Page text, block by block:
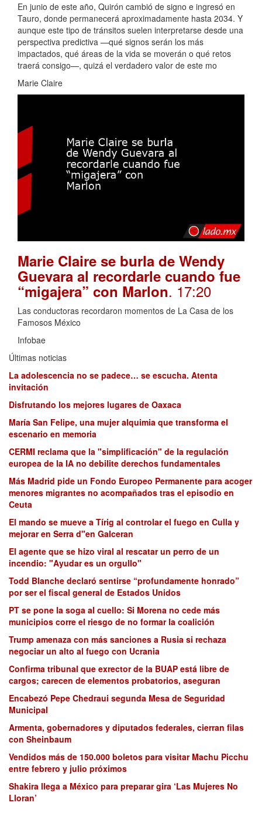
En junio de este año, Quirón cambió de signo e ingresó en
Tauro, donde permanecerá aproximadamente hasta 2034. Y
aunque este tipo de tránsitos suelen interpretarse desde una
perspectiva predictiva —qué signos serán los más
impactados, qué áreas de la vida se moverán o qué retos
traerá consigo—, quizá el verdadero valor de este mo
Marie Claire
Marie Claire se burla de Wendy
Guevara al recordarle cuando fue
“migajera” con Marlon. 17:20
Las conductoras recordaron momentos de La Casa de los
Famosos México
Infobae
Últimas noticias
La adolescencia no se padece… se escucha. Atenta
invitación
Disfrutando los mejores lugares de Oaxaca
María San Felipe, una mujer alquimia que transforma el
escenario en memoria
CERMI reclama que la "simplificación" de la regulación
europea de la IA no debilite derechos fundamentales
Más Madrid pide un Fondo Europeo Permanente para acoger
menores migrantes no acompañados tras el episodio en
Ceuta
El mando se mueve a Tírig al controlar el fuego en Culla y
mejorar en Serra d"en Galceran
El agente que se hizo viral al rescatar un perro de un
incendio: "Ayudar es un orgullo"
Todd Blanche declaró sentirse “profundamente honrado”
por ser el fiscal general de Estados Unidos
PT se pone la soga al cuello: Si Morena no cede más
municipios corre el riesgo de no formar la coalición
Trump amenaza con más sanciones a Rusia si rechaza
negociar un alto al fuego con Ucrania
Confirma tribunal que exrector de la BUAP está libre de
cargos; carecen de elementos probatorios, aseguran
Encabezó Pepe Chedraui segunda Mesa de Seguridad
Municipal
Armenta, gobernadores y diputados federales, cierran filas
con Sheinbaum
Vendidos más de 150.000 boletos para visitar Machu Picchu
entre febrero y julio próximos
Shakira llega a México para preparar gira ‘Las Mujeres No
Lloran’